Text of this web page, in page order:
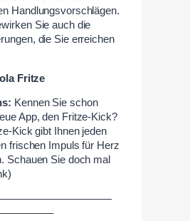
Handlungsvorschlägen.
Sie auch die
die Sie erreichen
Fritze
Kennen Sie schon
App, den Fritze-Kick?
Kick gibt Ihnen jeden
frischen Impuls für Herz
Schauen Sie doch mal